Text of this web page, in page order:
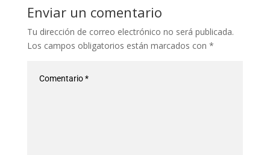
Enviar un comentario
Tu dirección de correo electrónico no será publicada.
Los campos obligatorios están marcados con *